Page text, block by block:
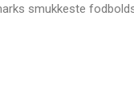
smukkeste